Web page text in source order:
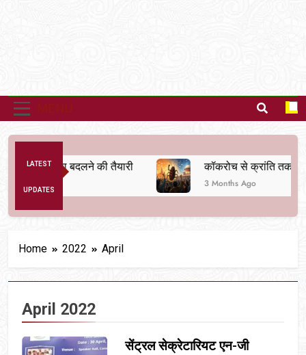
LATEST
UPDATES
व्यवस्था बदलने की तैयारी कॉकरोच से क्रांति तक
3 Months Ago
Home 2022 April
April 2022
सेंट्रल सेक्रेटारियट एन-जी